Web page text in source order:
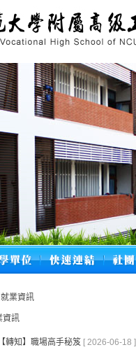
就業資訊
【轉知】職場高手秘笈 [ 2026-06-18 ]